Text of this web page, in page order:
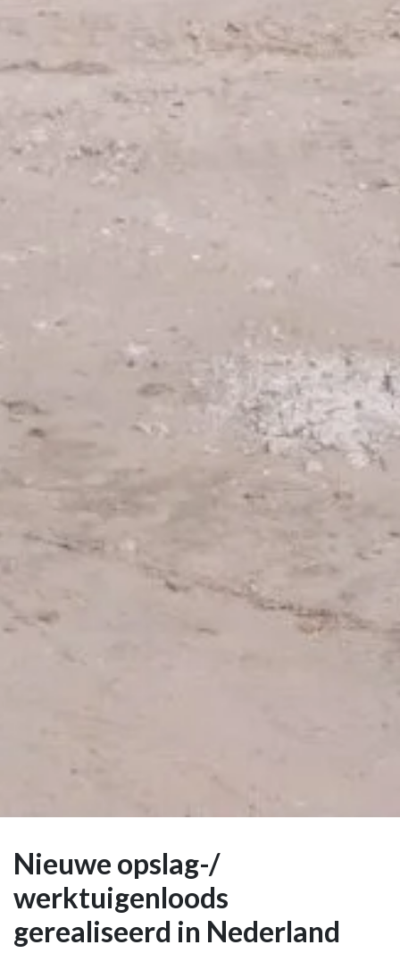
Nieuwe opslag-/
werktuigenloods
gerealiseerd in Nederland